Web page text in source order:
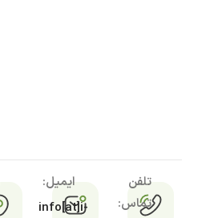
تلفن
تماس:
ایمیل:
info[at]i-